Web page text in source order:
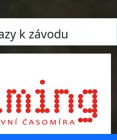
k závodu